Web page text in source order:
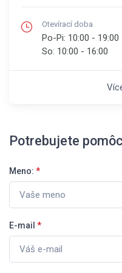
Otevírací doba
Po-Pi: 10:00 - 19:00
So: 10:00 - 16:00
Potrebujete
Meno: *
E-mail *